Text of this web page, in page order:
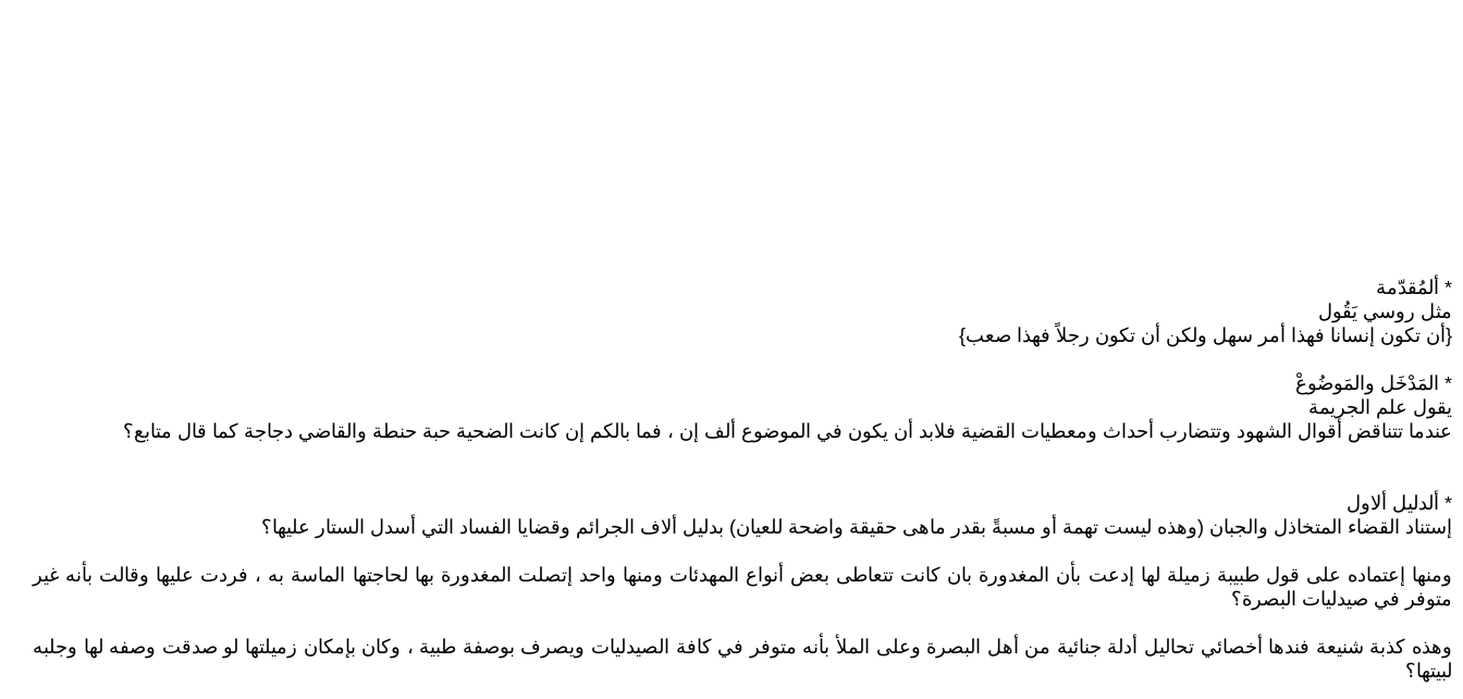
* ألمُقدّمة
مثل روسي يَقُول
{أن تكون إنسانا فهذا أمر سهل ولكن أن تكون رجلاً فهذا صعب}
* المَدْخَل والمَوضُوعْ
يقول علم الجريمة
عندما تتناقض أقوال الشهود وتتضارب أحداث ومعطيات القضية فلابد أن يكون في الموضوع ألف إن ، فما بالكم إن كانت الضحية حبة حنطة والقاضي دجاجة كما قال متابع؟
* ألدليل ألاول
إستناد القضاء المتخاذل والجبان (وهذه ليست تهمة أو مسبةً بقدر ماهى حقيقة واضحة للعيان) بدليل ألاف الجرائم وقضايا الفساد التي أسدل الستار عليها؟
ومنها إعتماده على قول طبيبة زميلة لها إدعت بأن المغدورة بان كانت تتعاطى بعض أنواع المهدئات ومنها واحد إتصلت المغدورة بها لحاجتها الماسة به ، فردت عليها وقالت بأنه غير
متوفر في صيدليات البصرة؟
وهذه كذبة شنيعة فندها أخصائي تحاليل أدلة جنائية من أهل البصرة وعلى الملأ بأنه متوفر في كافة الصيدليات ويصرف بوصفة طبية ، وكان بإمكان زميلتها لو صدقت وصفه لها وجلبه
لبيتها؟